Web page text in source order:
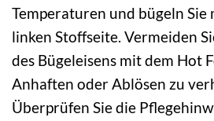
Temperaturen und bügeln
linken Stoffseite. Vermeiden
des Bügeleisens mit dem Hot
Anhaften oder Ablösen zu
Überprüfen Sie die